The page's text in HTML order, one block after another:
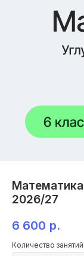
2026/27
6 600 р.
Количество занятий